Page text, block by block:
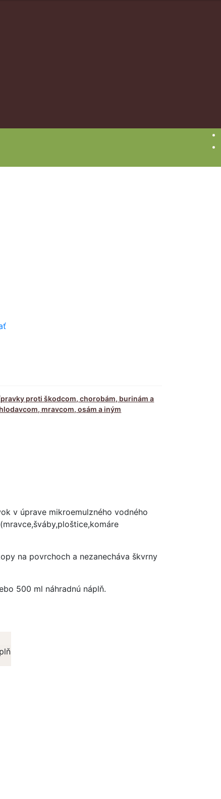
proti škodcom, chorobám, burinám a
mravcom, osám a iným
v úprave mikroemulzného vodného
na povrchoch a nezanecháva škvrny
500 ml náhradnú náplň.